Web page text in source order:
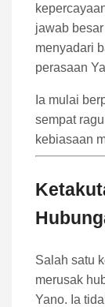
jawab
menyadari
perasaan
Ia mulai
sempat
kebiasaan
Salah satu
merusak
Yano. Ia